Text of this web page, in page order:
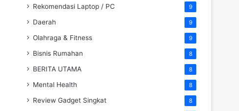
Rekomendasi Laptop / PC 9
Daerah 9
Olahraga & Fitness 9
Bisnis Rumahan 8
BERITA UTAMA 8
Mental Health 8
Review Gadget Singkat 8